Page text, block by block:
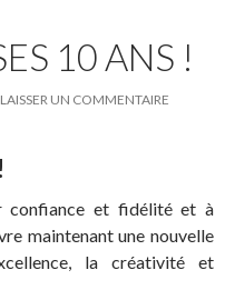
10 ANS !
LAISSER UN COMMENTAIRE
confiance et fidélité et à
maintenant une nouvelle
la créativité et